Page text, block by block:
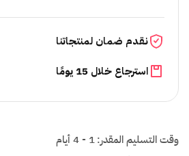
نقدم ضمان لمنتجاتنا
استرجاع خلال 15 يومًا
وقت التسليم المقدر:1 - 4 أيام